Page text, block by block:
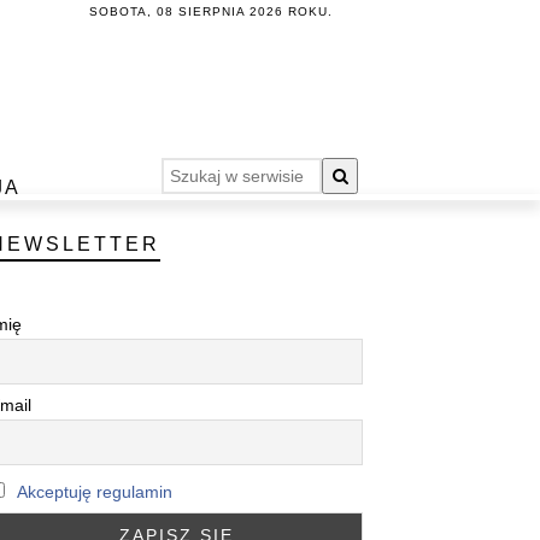
SOBOTA, 08 SIERPNIA 2026 ROKU.
Akceptuję regulamin